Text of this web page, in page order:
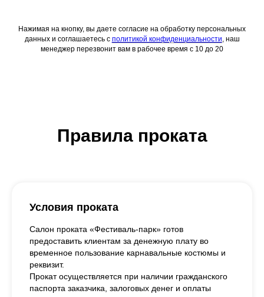
Нажимая на кнопку, вы даете согласие на обработку персональных
данных и соглашаетесь c политикой конфиденциальности , наш
менеджер перезвонит вам в рабочее время с 10 до 20
Правила проката
Условия проката
Салон проката «Фестиваль-парк» готов
предоставить клиентам за денежную плату во
временное пользование карнавальные костюмы и
реквизит.
Прокат осуществляется при наличии гражданского
паспорта заказчика, залоговых денег и оплаты